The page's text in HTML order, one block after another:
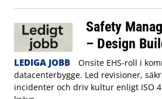
Safety
– Design
LEDIGA JOBB
Onsite EHS-roll i
datacenterbygge. Led revisioner,
incidenter och driv kultur enligt ISO